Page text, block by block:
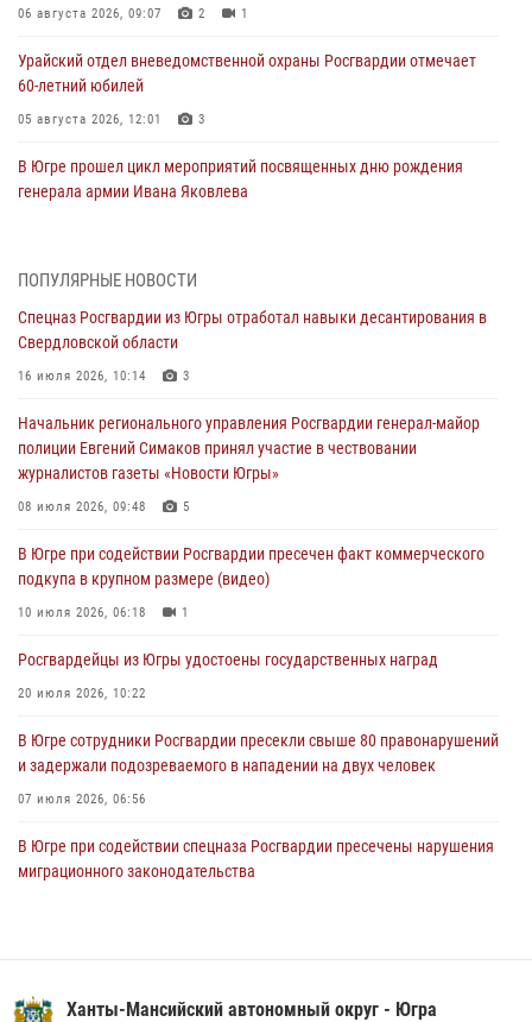
06 августа 2026, 09:07 2 1
Урайский отдел вневедомственной охраны Росгвардии отмечает
60-летний юбилей
05 августа 2026, 12:01 3
В Югре прошел цикл мероприятий посвященных дню рождения
генерала армии Ивана Яковлева
В Югре ОМОН Росгвардии оказал содействие ГИБДД в выявлении
05 августа 2026, 11:14
В Югре сотрудники вневедомственной охраны Росгвардии пресекли
05 августа 2026, 05:56
Генерал-полковник Юрий Аверин выступил на Всероссийском
молодёжном образовательном форуме «Территория смыслов»
Ключевые события Росгвардии: итоги недели с 27 июля по 2
августа (видео)
ПОПУЛЯРНЫЕ НОВОСТИ
Спецназ Росгвардии из Югры отработал навыки десантирования в
Свердловской области
16 июля 2026, 10:14 3
Начальник регионального управления Росгвардии генерал-майор
полиции Евгений Симаков принял участие в чествовании
журналистов газеты «Новости Югры»
08 июля 2026, 09:48 5
В Югре при содействии Росгвардии пресечен факт коммерческого
подкупа в крупном размере (видео)
10 июля 2026, 06:18 1
Росгвардейцы из Югры удостоены государственных наград
20 июля 2026, 10:22
В Югре сотрудники Росгвардии пресекли свыше 80 правонарушений
и задержали подозреваемого в нападении на двух человек
07 июля 2026, 06:56
В Югре при содействии спецназа Росгвардии пресечены нарушения
миграционного законодательства
08 июля 2026, 09:04
Ханты-Мансийский автономный округ - Югра